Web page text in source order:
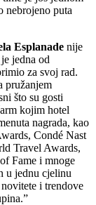
nebrojeno puta
Esplanade nije
jedna od
za svoj rad.
pružanjem
što su gosti
kojim hotel
nagrada, kao
Condé Nast
Travel Awards,
Fame i mnoge
u jednu cjelinu
i trendove